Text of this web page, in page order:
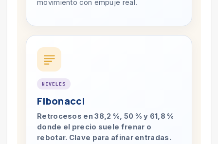
movimiento con empuje real.
NIVELES
Fibonacci
Retrocesos en 38,2 %, 50 % y 61,8 %
donde el precio suele frenar o
rebotar. Clave para afinar entradas.